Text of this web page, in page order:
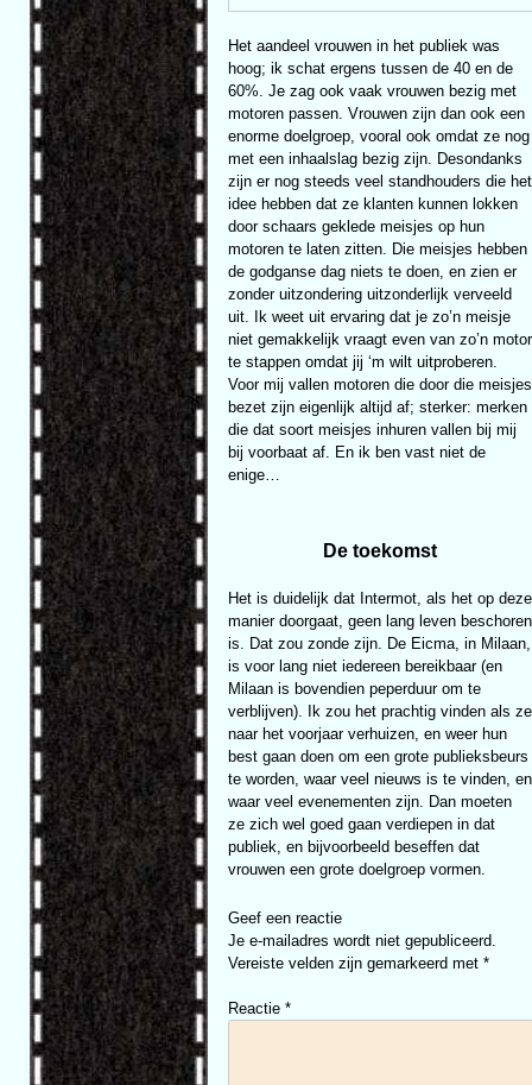
Het aandeel vrouwen in het publiek was
hoog; ik schat ergens tussen de 40 en de
60%. Je zag ook vaak vrouwen bezig met
motoren passen. Vrouwen zijn dan ook een
enorme doelgroep, vooral ook omdat ze nog
met een inhaalslag bezig zijn. Desondanks
zijn er nog steeds veel standhouders die het
idee hebben dat ze klanten kunnen lokken
door schaars geklede meisjes op hun
motoren te laten zitten. Die meisjes hebben
de godganse dag niets te doen, en zien er
zonder uitzondering uitzonderlijk verveeld
uit. Ik weet uit ervaring dat je zo’n meisje
niet gemakkelijk vraagt even van zo’n motor
te stappen omdat jij ‘m wilt uitproberen.
Voor mij vallen motoren die door die meisjes
bezet zijn eigenlijk altijd af; sterker: merken
die dat soort meisjes inhuren vallen bij mij
bij voorbaat af. En ik ben vast niet de
enige…
De toekomst
Het is duidelijk dat Intermot, als het op deze
manier doorgaat, geen lang leven beschoren
is. Dat zou zonde zijn. De Eicma, in Milaan,
is voor lang niet iedereen bereikbaar (en
Milaan is bovendien peperduur om te
verblijven). Ik zou het prachtig vinden als ze
naar het voorjaar verhuizen, en weer hun
best gaan doen om een grote publieksbeurs
te worden, waar veel nieuws is te vinden, en
waar veel evenementen zijn. Dan moeten
ze zich wel goed gaan verdiepen in dat
publiek, en bijvoorbeeld beseffen dat
vrouwen een grote doelgroep vormen.
Geef een reactie
Je e-mailadres wordt niet gepubliceerd.
Vereiste velden zijn gemarkeerd met *
Reactie *